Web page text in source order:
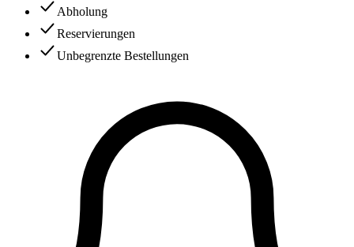
Abholung
Reservierungen
Unbegrenzte Bestellungen